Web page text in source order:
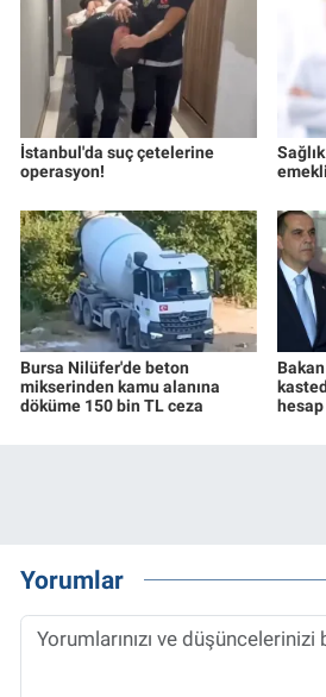
İstanbul'da suç çetelerine
operasyon!
Bursa Nilüfer'de beton
mikserinden kamu alanına
döküme 150 bin TL ceza
Yorumlar